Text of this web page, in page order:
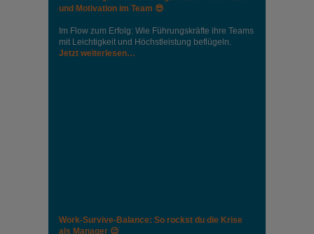
und Motivation im Team 😎
Im Flow zum Erfolg: Wie Führungskräfte ihre Teams
mit Leichtigkeit und Höchstleistung beflügeln.
Jetzt weiterlesen…
Work-Survive-Balance: So rockst du die Krise
als Manager 😉